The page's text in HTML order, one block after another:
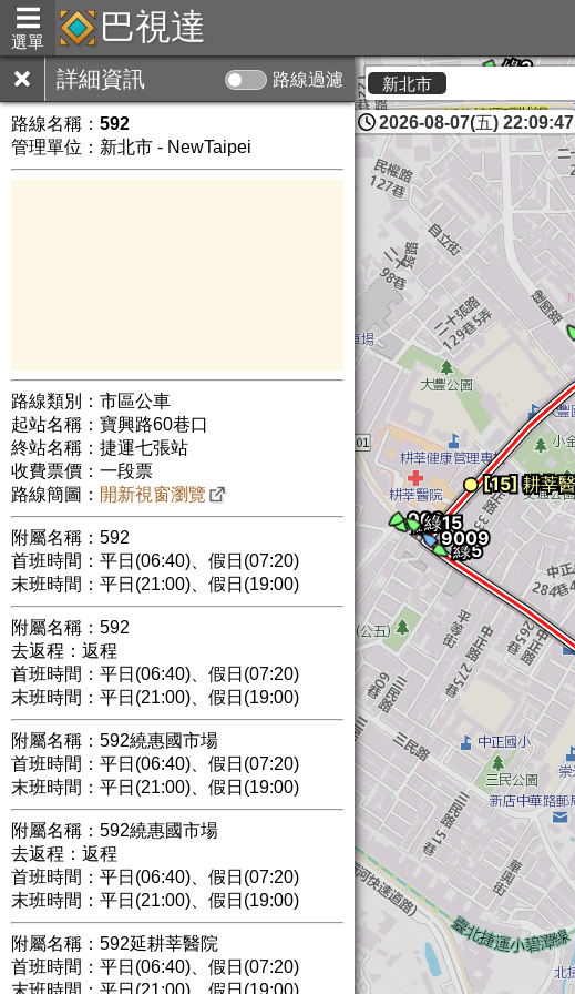
選單 巴視達
詳細資訊 路線過濾
路線名稱： 592
管理單位：新北市 - NewTaipei
路線類別：市區公車
起站名稱：寶興路60巷口
終站名稱：捷運七張站
收費票價：一段票
路線簡圖： 開新視窗瀏覽
附屬名稱：592
首班時間：平日(06:40)、假日(07:20)
末班時間：平日(21:00)、假日(19:00)
附屬名稱：592
去返程：返程
首班時間：平日(06:40)、假日(07:20)
末班時間：平日(21:00)、假日(19:00)
附屬名稱：592繞惠國市場
首班時間：平日(06:40)、假日(07:20)
末班時間：平日(21:00)、假日(19:00)
附屬名稱：592繞惠國市場
去返程：返程
首班時間：平日(06:40)、假日(07:20)
末班時間：平日(21:00)、假日(19:00)
附屬名稱：592延耕莘醫院
首班時間：平日(06:40)、假日(07:20)
末班時間：平日(21:00)、假日(19:00)
新北市
2026-08-07(五) 22:09:48